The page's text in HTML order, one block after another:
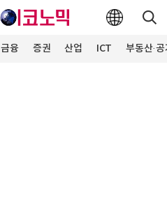
금융 증권 산업 ICT 부동산·